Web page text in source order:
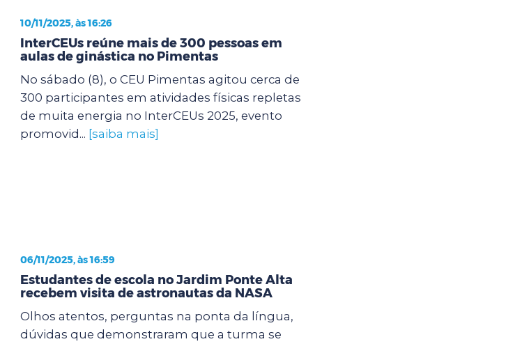
10/11/2025, às 16:26
InterCEUs reúne mais de 300 pessoas em
aulas de ginástica no Pimentas
No sábado (8), o CEU Pimentas agitou cerca de
300 participantes em atividades físicas repletas
de muita energia no InterCEUs 2025, evento
promovid... [saiba mais]
06/11/2025, às 16:59
Estudantes de escola no Jardim Ponte Alta
recebem visita de astronautas da NASA
Olhos atentos, perguntas na ponta da língua,
dúvidas que demonstraram que a turma se